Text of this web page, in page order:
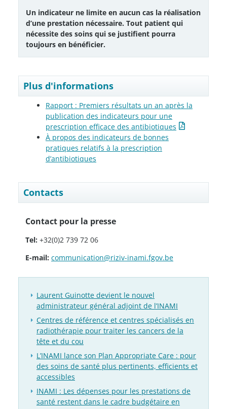
Laurent Guinotte devient le nouvel
administrateur général adjoint de l’INAMI
Centres de référence et centres spécialisés en
radiothérapie pour traiter les cancers de la
tête et du cou
L’INAMI lance son Plan Appropriate Care : pour
des soins de santé plus pertinents, efficients et
accessibles
INAMI : Les dépenses pour les prestations de
santé restent dans le cadre budgétaire en
Un indicateur ne limite en aucun cas la réalisation
d’une prestation nécessaire. Tout patient qui
nécessite des soins qui se justifient pourra
toujours en bénéficier.
Plus d'informations
Rapport : Premiers résultats un an après la
publication des indicateurs pour une
prescription efficace des antibiotiques
À propos des indicateurs de bonnes
pratiques relatifs à la prescription
d’antibiotiques
Contacts
Contact pour la presse
Tel: +32(0)2 739 72 06
E-mail: communication@riziv-inami.fgov.be